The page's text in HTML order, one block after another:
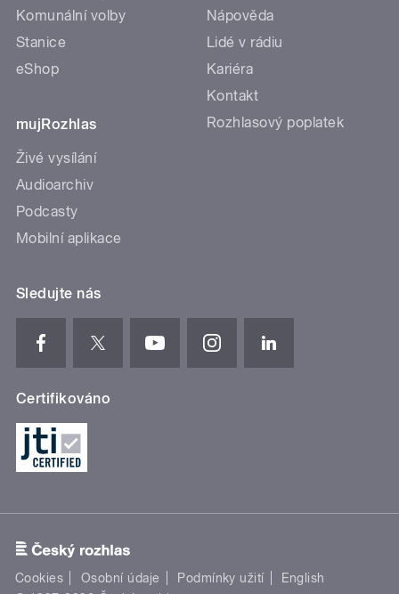
Komunální volby
Stanice
eShop
mujRozhlas
Živé vysílání
Audioarchiv
Podcasty
Mobilní aplikace
Nápověda
Lidé v rádiu
Kariéra
Kontakt
Rozhlasový poplatek
Sledujte nás
Certifikováno
Cookies Osobní údaje Podmínky užití
English